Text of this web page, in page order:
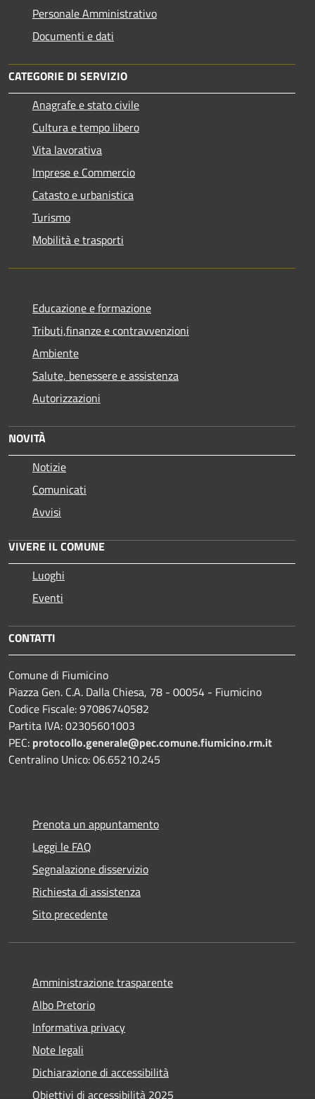
Personale Amministrativo
Documenti e dati
CATEGORIE DI SERVIZIO
Anagrafe e stato civile
Cultura e tempo libero
Vita lavorativa
Imprese e Commercio
Catasto e urbanistica
Turismo
Mobilità e trasporti
Educazione e formazione
Tributi,finanze e contravvenzioni
Ambiente
Salute, benessere e assistenza
Autorizzazioni
NOVITÀ
Notizie
Comunicati
Avvisi
VIVERE IL COMUNE
Luoghi
Eventi
CONTATTI
Comune di Fiumicino
Piazza Gen. C.A. Dalla Chiesa, 78 - 00054 - Fiumicino
Codice Fiscale: 97086740582
Partita IVA: 02305601003
PEC: protocollo.generale@pec.comune.fiumicino.rm.it
Centralino Unico: 06.65210.245
Prenota un appuntamento
Leggi le FAQ
Segnalazione disservizio
Richiesta di assistenza
Sito precedente
Amministrazione trasparente
Albo Pretorio
Informativa privacy
Note legali
Dichiarazione di accessibilità
Obiettivi di accessibilità 2025